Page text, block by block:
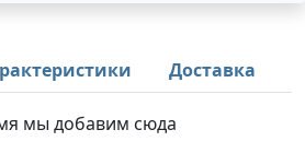
Доставка
мы добавим сюда